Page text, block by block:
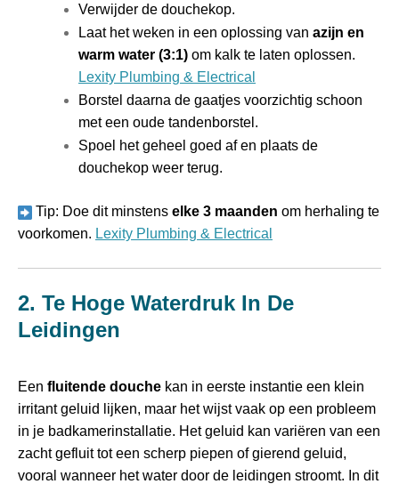
Verwijder de douchekop.
Laat het weken in een oplossing van azijn en
warm water (3:1) om kalk te laten oplossen.
Lexity Plumbing & Electrical
Borstel daarna de gaatjes voorzichtig schoon
met een oude tandenborstel.
Spoel het geheel goed af en plaats de
douchekop weer terug.
Tip: Doe dit minstens elke 3 maanden om herhaling te
voorkomen. Lexity Plumbing & Electrical
2. Te Hoge Waterdruk In De
Leidingen
Een fluitende douche kan in eerste instantie een klein
irritant geluid lijken, maar het wijst vaak op een probleem
in je badkamerinstallatie. Het geluid kan variëren van een
zacht gefluit tot een scherp piepen of gierend geluid,
vooral wanneer het water door de leidingen stroomt. In dit